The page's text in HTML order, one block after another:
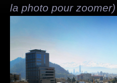
la photo pour zoomer)